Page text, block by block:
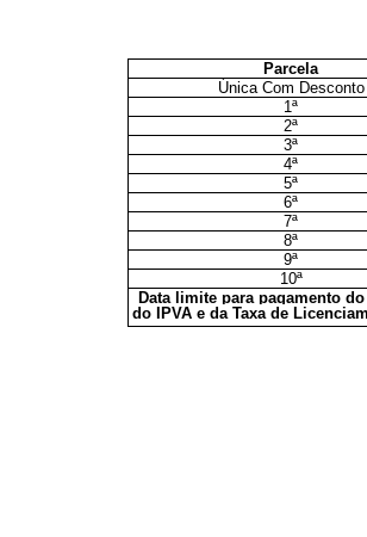
Parcela
Única Com Desconto
1ª
2ª
3ª
4ª
5ª
6ª
7ª
8ª
9ª
10ª
Data limite para pagamento
do IPVA e da Taxa de